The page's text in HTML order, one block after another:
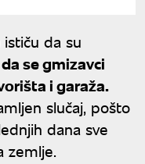
da su
se gmizavci
i garaža.
slučaj, pošto
dana sve
zemlje.